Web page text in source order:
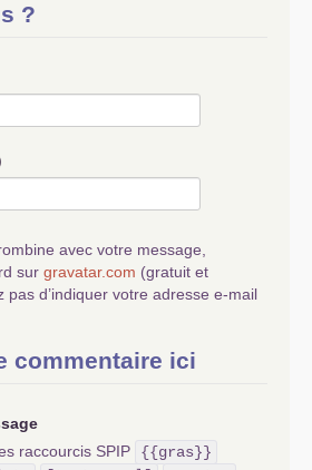
?
avec votre message,
sur gravatar.com (gratuit et
pas d’indiquer votre adresse e-mail
commentaire ici
raccourcis SPIP
{{gras}}